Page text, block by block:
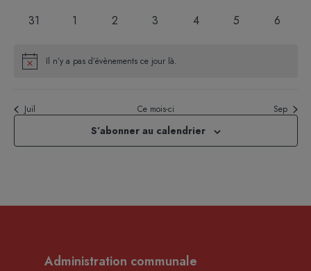
0
31
01
0
2
0
3
0
4
0
5
0
6
Notice Il n’y a pas d’évènements ce jour là.
Juil Ce mois-ci Sep
S’abonner au calendrier
Administration communale